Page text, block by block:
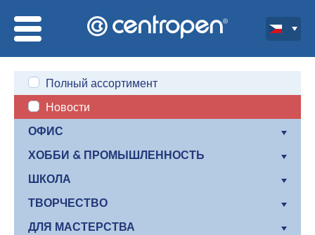
Полный ассортимент
Новости
ОФИС
ХОББИ & ПРОМЫШЛЕННОСТЬ
ШКОЛА
ТВОРЧЕСТВО
ДЛЯ МАСТЕРСТВА